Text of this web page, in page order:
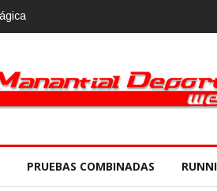
PRUEBAS COMBINADAS